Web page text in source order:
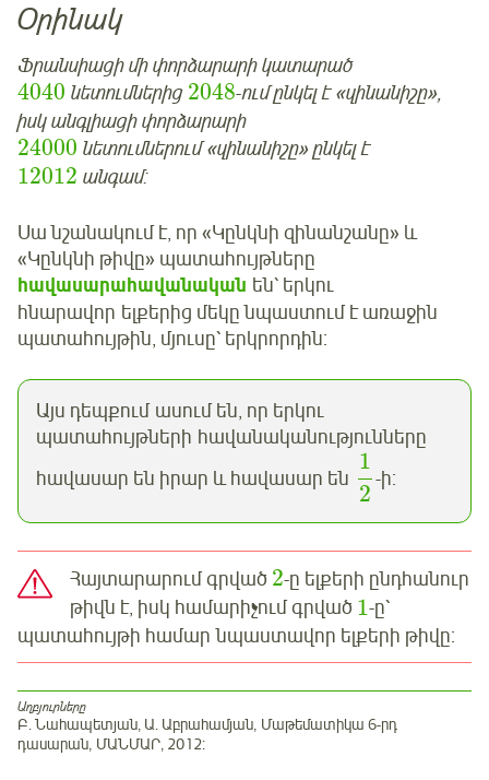
Օրինակ
Ֆրանսիացի մի փորձարարի կատարած
4040 նետումներից 2048-ում ընկել է «զինանիշը»,
իսկ անգլիացի փորձարարի
24000 նետումներում «զինանիշը» ընկել է
12012 անգամ:
Սա նշանակում է, որ «Կընկնի զինանշանը» և
«Կընկնի թիվը» պատահույթները
հավասարահավանական են՝ երկու
հնարավոր ելքերից մեկը նպաստում է առաջին
պատահույթին, մյուսը՝ երկրորդին:
Այս դեպքում ասում են, որ երկու
պատահույթների հավանականությունները
հավասար են իրար և հավասար են
1
2
-ի:
Հայտարարում գրված 2-ը ելքերի ընդհանուր
թիվն է, իսկ համարիչում գրված 1-ը՝
պատահույթի համար նպաստավոր ելքերի թիվը:
Աղբյուրները
Բ. Նահապետյան, Ա. Աբրահամյան, Մաթեմատիկա 6-րդ
դասարան, ՄԱՆՄԱՐ, 2012: